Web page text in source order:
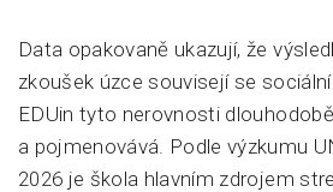
Data opakovaně ukazují, že
zkoušek úzce souvisejí se
EDUin tyto nerovnosti
a pojmenovává. Podle výzkumu
2026 je škola hlavním zdrojem